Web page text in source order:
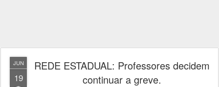
JUN
19
REDE ESTADUAL: Professores decidem
continuar a greve.